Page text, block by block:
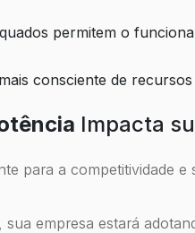
consciente de
Impacta
para a competitividade e
, sua empresa estará